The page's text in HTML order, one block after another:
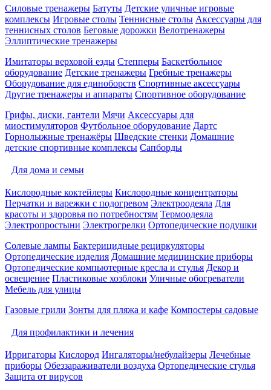
Силовые тренажеры Батуты Детские уличные игровые
комплексы Игровые столы Теннисные столы Аксессуары для
теннисных столов Беговые дорожки Велотренажеры
Эллиптические тренажеры
Имитаторы верховой езды Степперы Баскетбольное
оборудование Детские тренажеры Гребные тренажеры
Оборудование для единоборств Спортивные аксессуары
Другие тренажеры и аппараты Спортивное оборудование
Грифы, диски, гантели Мячи Аксессуары для
миостимуляторов Футбольное оборудование Дартс
Горнолыжные тренажёры Шведские стенки Домашние
детские спортивные комплексы Сапборды
Для дома и семьи
Кислородные коктейлеры Кислородные концентраторы
Перчатки и варежки с подогревом Электроодеяла Для
красоты и здоровья по потребностям Термоодеяла
Электропростыни Электрогрелки Ортопедические подушки
Солевые лампы Бактерицидные рециркуляторы
Ортопедические изделия Домашние медицинские приборы
Ортопедические компьютерные кресла и стулья Декор и
освещение Пластиковые хозблоки Уличные обогреватели
Мебель для улицы
Газовые грили Зонты для пляжа и кафе Компостеры садовые
Для профилактики и лечения
Ирригаторы Кислород Ингаляторы/небулайзеры Лечебные
приборы Обеззараживатели воздуха Ортопедические стулья
Защита от вирусов